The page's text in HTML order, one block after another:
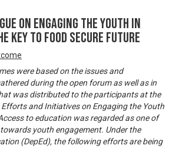
on Engaging the Youth in
Key to Food Secure Future
were based on the issues and
during the open forum as well as in
was distributed to the participants at the
and Initiatives on Engaging the Youth
to education was regarded as one of
youth engagement. Under the
(DepEd), the following efforts are being